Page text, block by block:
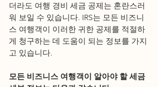
더라도 여행 경비 세금 공제는 혼란스러
워 보일 수 있습니다. IRS는 모든 비즈니
스 여행객이 이러한 귀한 공제를 적절하
게 청구하는 데 도움이 되는 정보를 가지
고 있습니다.
모든 비즈니스 여행객이 알아야 할 세금